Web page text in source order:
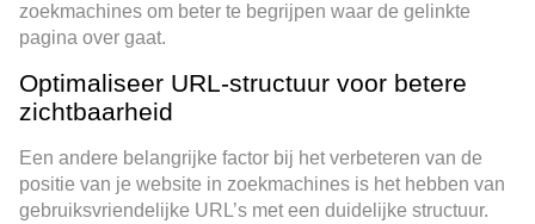
zoekmachines om beter te begrijpen waar de gelinkte
pagina over gaat.
Optimaliseer URL-structuur voor betere
zichtbaarheid
Een andere belangrijke factor bij het verbeteren van de
positie van je website in zoekmachines is het hebben van
gebruiksvriendelijke URL’s met een duidelijke structuur.